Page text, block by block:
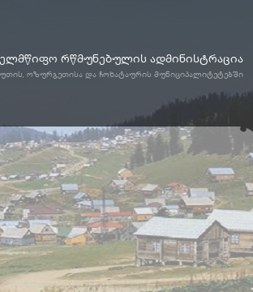
რწმუნებულის ადმინისტრაცია
ოზურგეთისა და ჩოხატაურის მუნიციპალიტეტებში